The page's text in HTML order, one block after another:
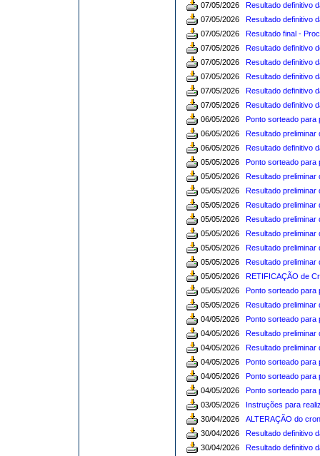
07/05/2026
Resultado definitivo
07/05/2026
Resultado definitivo
07/05/2026
Resultado final -
07/05/2026
Resultado definitivo
07/05/2026
Resultado definitivo
07/05/2026
Resultado definitivo
07/05/2026
Resultado definitivo
07/05/2026
Resultado definitivo
06/05/2026
Ponto sorteado para
06/05/2026
Resultado preliminar
06/05/2026
Resultado definitivo
05/05/2026
Ponto sorteado para
05/05/2026
Resultado
05/05/2026
Resultado preliminar
05/05/2026
Resultado preliminar
05/05/2026
Resultado preliminar
05/05/2026
Resultado preliminar
05/05/2026
Resultado preliminar
05/05/2026
Resultado preliminar
05/05/2026
RETIFICAÇÃO de
05/05/2026
Ponto sorteado para
05/05/2026
Resultado preliminar
04/05/2026
Ponto sorteado para
04/05/2026
Resultado
04/05/2026
Resultado preliminar
04/05/2026
Ponto sorteado para
04/05/2026
Ponto sorteado para
04/05/2026
Ponto sorteado para
03/05/2026
Instruções para
30/04/2026
ALTERAÇÃO do
30/04/2026
Resultado definitivo
30/04/2026
Resultado definitivo